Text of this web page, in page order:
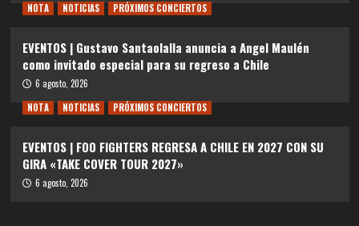
NOTA
NOTICIAS PRÓXIMOS CONCIERTOS
EVENTOS | Gustavo Santaolalla anuncia a Angel Maulén
como invitado especial para su regreso a Chile
6 agosto, 2026
NOTA
NOTICIAS PRÓXIMOS CONCIERTOS
EVENTOS | FOO FIGHTERS REGRESA A CHILE EN 2027 CON SU
GIRA «TAKE COVER TOUR 2027»
6 agosto, 2026